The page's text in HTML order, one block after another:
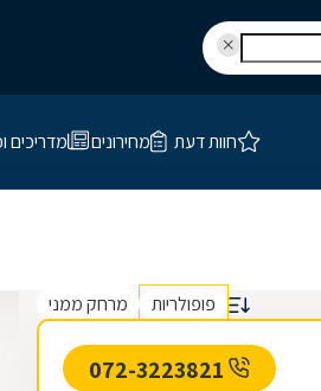
חוות דעת מחירונים מדריכים
פופולריות מרחק ממני